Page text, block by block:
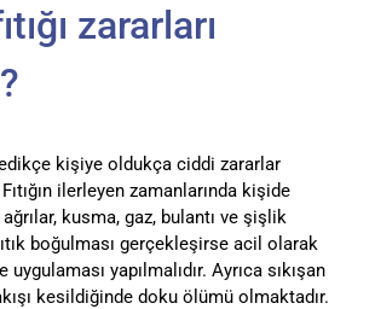
zararları
kişiye oldukça ciddi zararlar
ilerleyen zamanlarında kişide
ağrılar, kusma, gaz, bulantı ve şişlik
boğulması gerçekleşirse acil olarak
yapılmalıdır. Ayrıca sıkışan
kesildiğinde doku ölümü olmaktadır.